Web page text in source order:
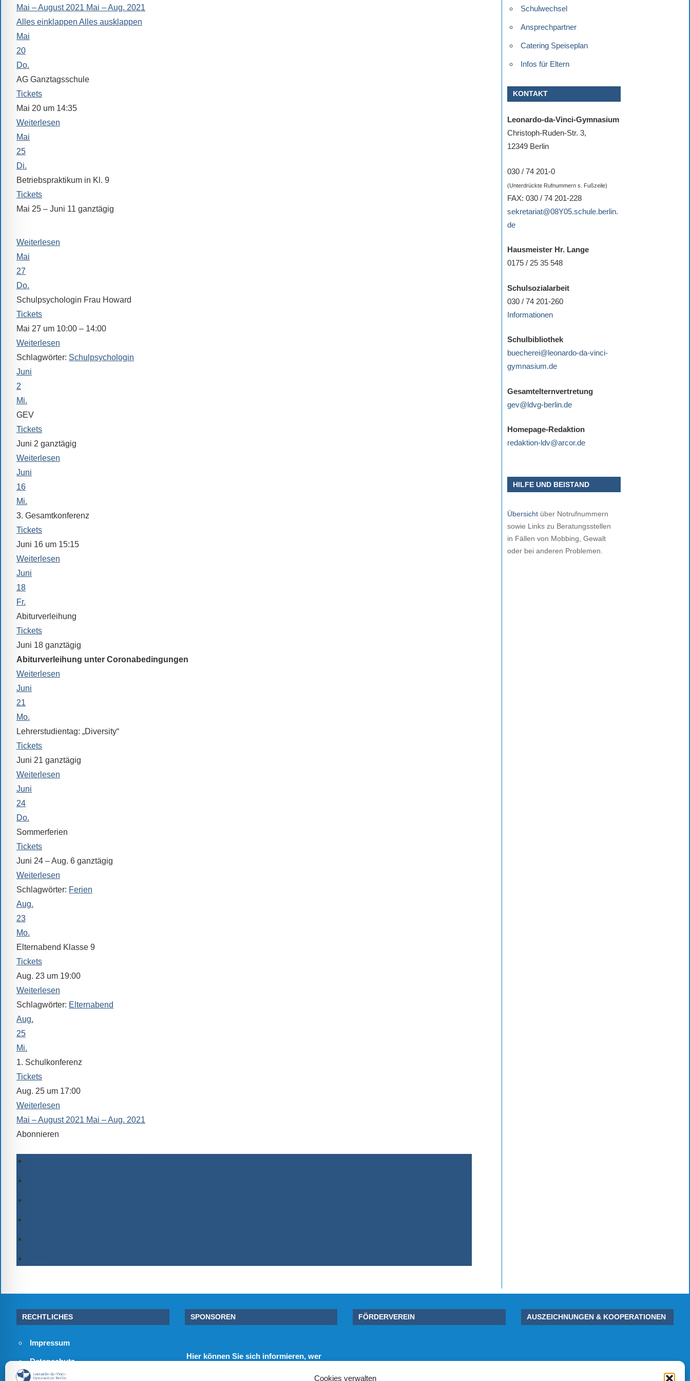
Cookies verwalten
alle
Fragen
Antworten
zu
bieten.
Daneben
gibt
es
zu
den
Aktivitäten
an
unserer
Schule.
Sprach-,
Sportwettkampf,
Musik-
oder
Theaterveranstaltung,
Exkursion
oder
Reise
–
unsere
Schülerinnen
und
Schüler
Sollten
Sie
einmal
eine
Information
nicht
finden,
stehen
am
Ende
jeder
Seite
Suche
zur
Verfügung.
Mai – August 2021 Mai – Aug. 2021
Alles einklappen Alles ausklappen
Mai
20
Do.
AG Ganztagsschule
Tickets
Mai 20 um 14:35
Weiterlesen
Mai
25
Di.
Betriebspraktikum in Kl. 9
Tickets
Mai 25 – Juni 11 ganztägig
Weiterlesen
Mai
27
Do.
Schulpsychologin Frau Howard
Tickets
Mai 27 um 10:00 – 14:00
Weiterlesen
Schlagwörter: Schulpsychologin
Juni
2
Mi.
GEV
Tickets
Juni 2 ganztägig
Weiterlesen
Juni
16
Mi.
3. Gesamtkonferenz
Tickets
Juni 16 um 15:15
Weiterlesen
Juni
18
Fr.
Abiturverleihung
Tickets
Juni 18 ganztägig
Abiturverleihung unter Coronabedingungen
Weiterlesen
Juni
21
Mo.
Lehrerstudientag: „Diversity“
Tickets
Juni 21 ganztägig
Weiterlesen
Juni
24
Do.
Sommerferien
Tickets
Juni 24 – Aug. 6 ganztägig
Weiterlesen
Schlagwörter: Ferien
Aug.
23
Mo.
Elternabend Klasse 9
Tickets
Aug. 23 um 19:00
Weiterlesen
Schlagwörter: Elternabend
Aug.
25
Mi.
1. Schulkonferenz
Tickets
Aug. 25 um 17:00
Weiterlesen
Mai – August 2021 Mai – Aug. 2021
Abonnieren
Schulwechsel
Ansprechpartner
Catering Speiseplan
Infos für Eltern
KONTAKT
Leonardo-da-Vinci-Gymnasium
Christoph-Ruden-Str. 3,
12349 Berlin
030 / 74 201-0
(Unterdrückte Rufnummern s. Fußzeile)
FAX: 030 / 74 201-228
sekretariat@08Y05.schule.berlin.
de
Hausmeister Hr. Lange
0175 / 25 35 548
Schulsozialarbeit
030 / 74 201-260
Informationen
Schulbibliothek
buecherei@leonardo-da-vinci-
gymnasium.de
Gesamtelternvertretung
gev@ldvg-berlin.de
Homepage-Redaktion
redaktion-ldv@arcor.de
HILFE UND BEISTAND
Übersicht über Notrufnummern
sowie Links zu Beratungsstellen
in Fällen von Mobbing, Gewalt
oder bei anderen Problemen.
RECHTLICHES
Impressum
Datenschutz
SPONSOREN
Hier können Sie sich informieren, wer
FÖRDERVEREIN AUSZEICHNUNGEN & KOOPERATIONEN